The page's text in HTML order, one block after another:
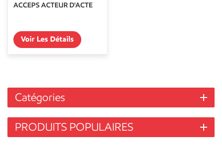
ACCEPS ACTEUR D'ACTE
Voir Les Détails
Catégories
PRODUITS POPULAIRES